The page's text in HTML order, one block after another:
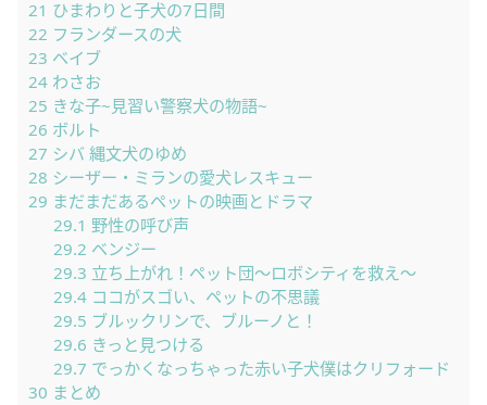
21 ひまわりと子犬の7日間
22 フランダースの犬
23 ベイブ
24 わさお
25 きな子~見習い警察犬の物語~
26 ボルト
27 シバ 縄文犬のゆめ
28 シーザー・ミランの愛犬レスキュー
29 まだまだあるペットの映画とドラマ
29.1 野性の呼び声
29.2 ベンジー
29.3 立ち上がれ！ペット団〜ロボシティを救え〜
29.4ココがスゴい、ペットの不思議
29.5 ブルックリンで、ブルーノと！
29.6 きっと見つける
29.7 でっかくなっちゃった赤い子犬僕はクリフォード
30 まとめ